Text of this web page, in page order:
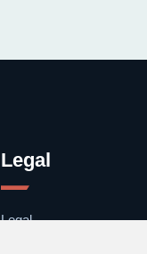
Legal
Legal